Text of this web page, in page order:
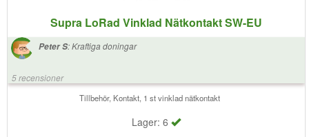
Supra LoRad Vinklad Nätkontakt SW-EU
Peter S:Kraftiga doningar
5 recensioner
Tillbehör, Kontakt, 1 st vinklad nätkontakt
Lager: 6